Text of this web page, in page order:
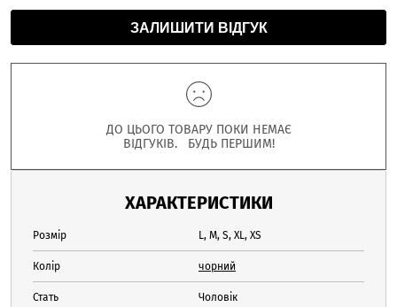
ЗАЛИШИТИ ВІДГУК
ДО ЦЬОГО ТОВАРУ ПОКИ НЕМАЄ
ВІДГУКІВ. БУДЬ ПЕРШИМ!
ХАРАКТЕРИСТИКИ
Розмір L, M, S, XL, XS
Колір чорний
Стать Чоловік